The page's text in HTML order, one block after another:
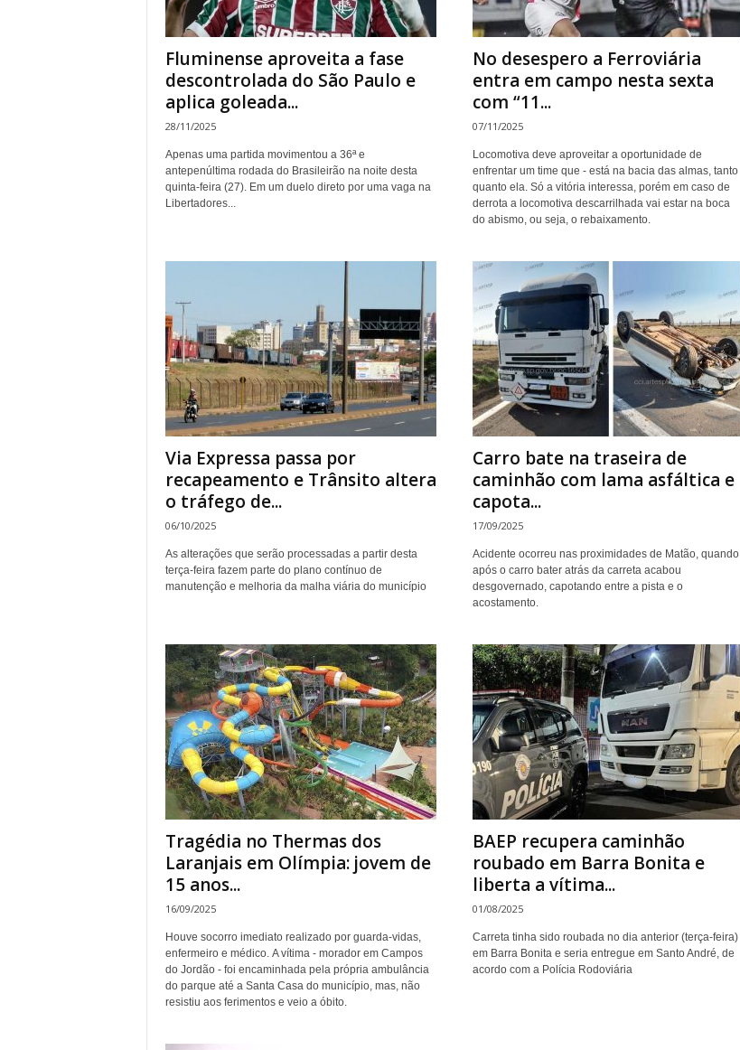
Fluminense aproveita a fase
descontrolada do São Paulo e
aplica goleada...
28/11/2025
Apenas uma partida movimentou a 36ª e
antepenúltima rodada do Brasileirão na noite desta
quinta-feira (27). Em um duelo direto por uma vaga na
Libertadores...
No desespero a Ferroviária
entra em campo nesta sexta
com “11...
07/11/2025
Locomotiva deve aproveitar a oportunidade de
enfrentar um time que - está na bacia das almas, tanto
quanto ela. Só a vitória interessa, porém em caso de
derrota a locomotiva descarrilhada vai estar na boca
do abismo, ou seja, o rebaixamento.
Via Expressa passa por
recapeamento e Trânsito altera
o tráfego de...
06/10/2025
As alterações que serão processadas a partir desta
terça-feira fazem parte do plano contínuo de
manutenção e melhoria da malha viária do município
Carro bate na traseira de
caminhão com lama asfáltica e
capota...
17/09/2025
Acidente ocorreu nas proximidades de Matão, quando
após o carro bater atrás da carreta acabou
desgovernado, capotando entre a pista e o
acostamento.
Tragédia no Thermas dos
Laranjais em Olímpia: jovem de
15 anos...
16/09/2025
Houve socorro imediato realizado por guarda-vidas,
enfermeiro e médico. A vítima - morador em Campos
do Jordão - foi encaminhada pela própria ambulância
do parque até a Santa Casa do município, mas, não
resistiu aos ferimentos e veio a óbito.
BAEP recupera caminhão
roubado em Barra Bonita e
liberta a vítima...
01/08/2025
Carreta tinha sido roubada no dia anterior (terça-feira)
em Barra Bonita e seria entregue em Santo André, de
acordo com a Polícia Rodoviária